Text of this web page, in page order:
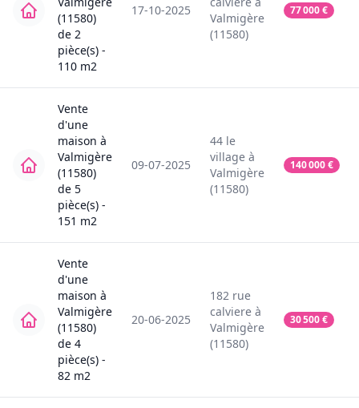
(11580)
de 2
pièce(s) -
110 m2
17-10-2025
Valmigère
(11580)
77 000€
Vente
d'une
maison à
Valmigère
(11580)
de 5
pièce(s) -
151 m2
09-07-2025
44 le
village à
Valmigère
(11580)
140 000€
Vente
d'une
maison à
Valmigère
(11580)
de 4
pièce(s) -
82 m2
20-06-2025
182 rue
calviere à
Valmigère
(11580)
30 500€